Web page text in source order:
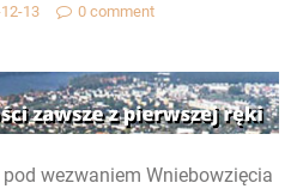
13 0 comment
wezwaniem Wniebowzięcia